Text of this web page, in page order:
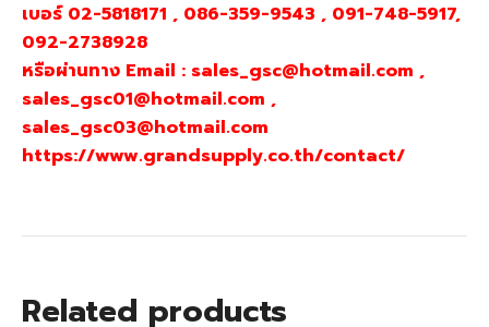
เบอร์ 02-5818171 , 086-359-9543 , 091-748-5917,
092-2738928
หรือผ่านทาง Email : sales_gsc@hotmail.com ,
sales_gsc01@hotmail.com ,
sales_gsc03@hotmail.com
https://www.grandsupply.co.th/contact/
Related products